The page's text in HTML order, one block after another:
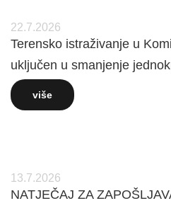
22.7.2026
Terensko istraživanje u
uključen u smanjenje
više
13.7.2026
NATJEČAJ ZA